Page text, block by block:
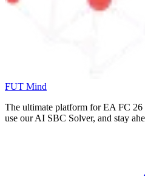
FUT Mind
The ultimate platform for EA FC 26
use our AI SBC Solver, and stay